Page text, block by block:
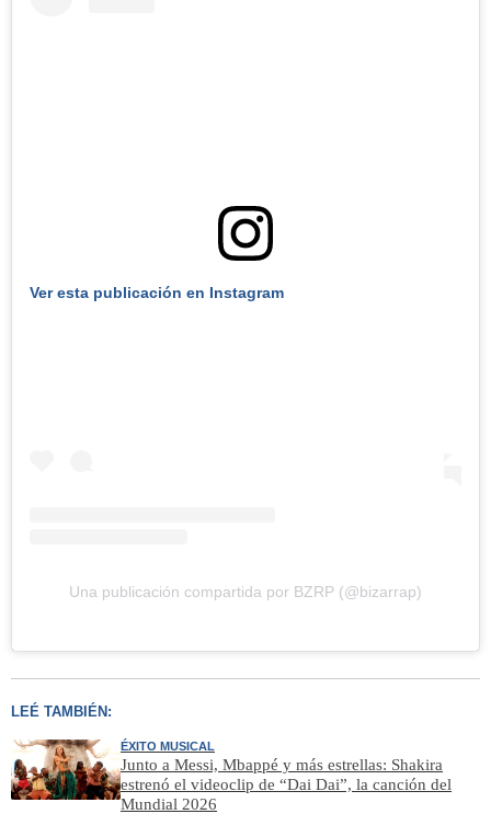
Ver esta publicación en Instagram
Una publicación compartida por BZRP (@bizarrap)
LEÉ TAMBIÉN:
ÉXITO MUSICAL
Junto a Messi, Mbappé y más estrellas: Shakira
estrenó el videoclip de “Dai Dai”, la canción del
Mundial 2026